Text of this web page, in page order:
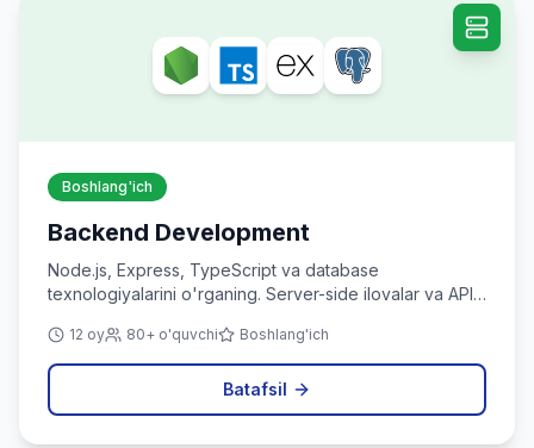
Boshlang'ich
Backend Development
Node.js, Express, TypeScript va database
texnologiyalarini o'rganing. Server-side ilovalar va API
12 oy 80+ o'quvchi Boshlang'ich
Batafsil